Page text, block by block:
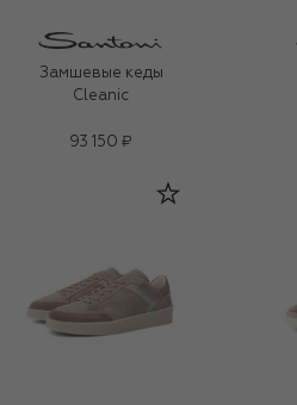
Замшевые кеды
Cleanic
93 150 ₽